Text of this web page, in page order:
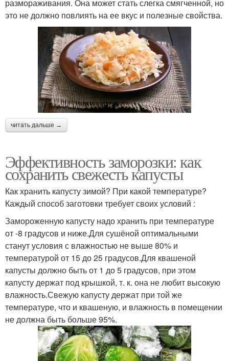
размораживания. Она может стать слегка смягченной, но
это не должно повлиять на ее вкус и полезные свойства.
читать дальше →
Эффективность заморозки: как
сохранить свежесть капусты
Как хранить капусту зимой? При какой температуре?
Каждый способ заготовки требует своих условий :
Замороженную капусту надо хранить при температуре
от -8 градусов и ниже.Для сушёной оптимальными
станут условия с влажностью не выше 80% и
температурой от 15 до 25 градусов.Для квашеной
капусты должно быть от 1 до 5 градусов, при этом
капусту держат под крышкой, т. к. она не любит высокую
влажность.Свежую капусту держат при той же
температуре, что и квашеную, и влажность в помещении
не должна быть больше 95%.